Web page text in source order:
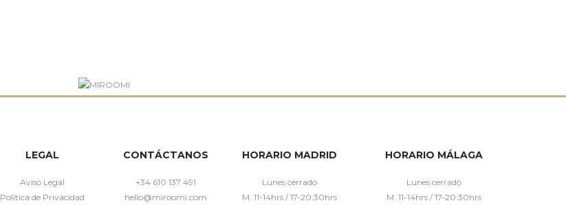
LEGAL
Aviso Legal
Política de Privacidad
CONTÁCTANOS
+34 610 137 491
hello@miroomi.com
HORARIO MADRID
Lunes cerrado
M. 11-14hrs / 17-20:30hrs
HORARIO MÁLAGA
Lunes cerrado
M. 11-14hrs / 17-20:30hrs